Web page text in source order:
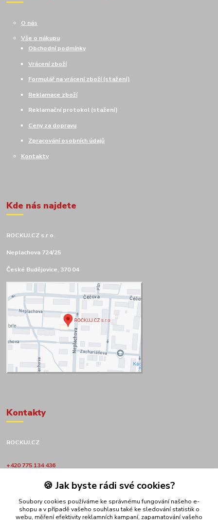
O nás
Vše o nákupu
Obchodní podmínky
Vrácení zboží
Formulář na vrácení zboží (stažení)
Reklamace zboží
Reklamační protokol (stažení)
Ceny za dopravu
Zpracování osobních údajů
Kontakty
Kde nás najdete
ROCKUJ.CZ s.r.o.
Neplachova 724/25
České Budějovice, 370 04
Kontakty
ROCKUJ.CZ
+420 775 134 436
obchod@rockuj.cz🍪 Jak byste rádi své cookies?
Soubory cookies používáme ke správnému fungování našeho e-
shopu a v případě vašeho souhlasu také ke sledování statistik o
webu, měření efektivity reklamních kampaní, zapamatování vašeho